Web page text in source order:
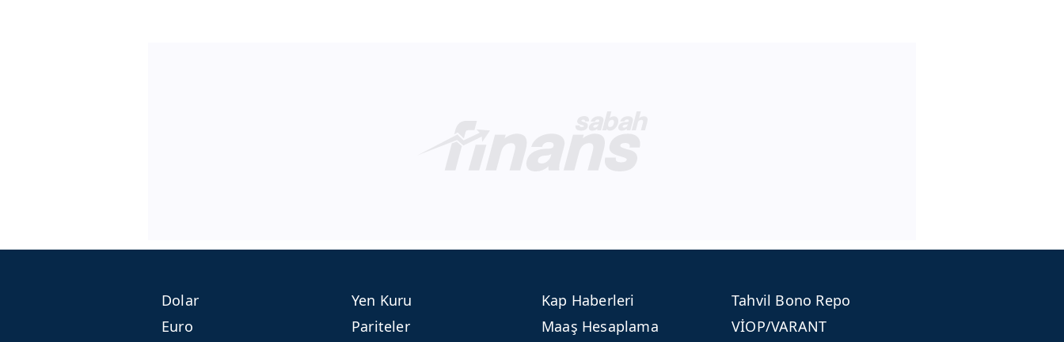
Dolar
Euro
Yen Kuru
Pariteler
Kap Haberleri
Maaş Hesaplama
Tahvil Bono Repo
VİOP/VARANT